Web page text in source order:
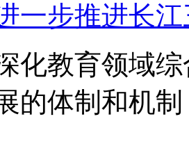
一步推进长
化教育领域
的体制和机